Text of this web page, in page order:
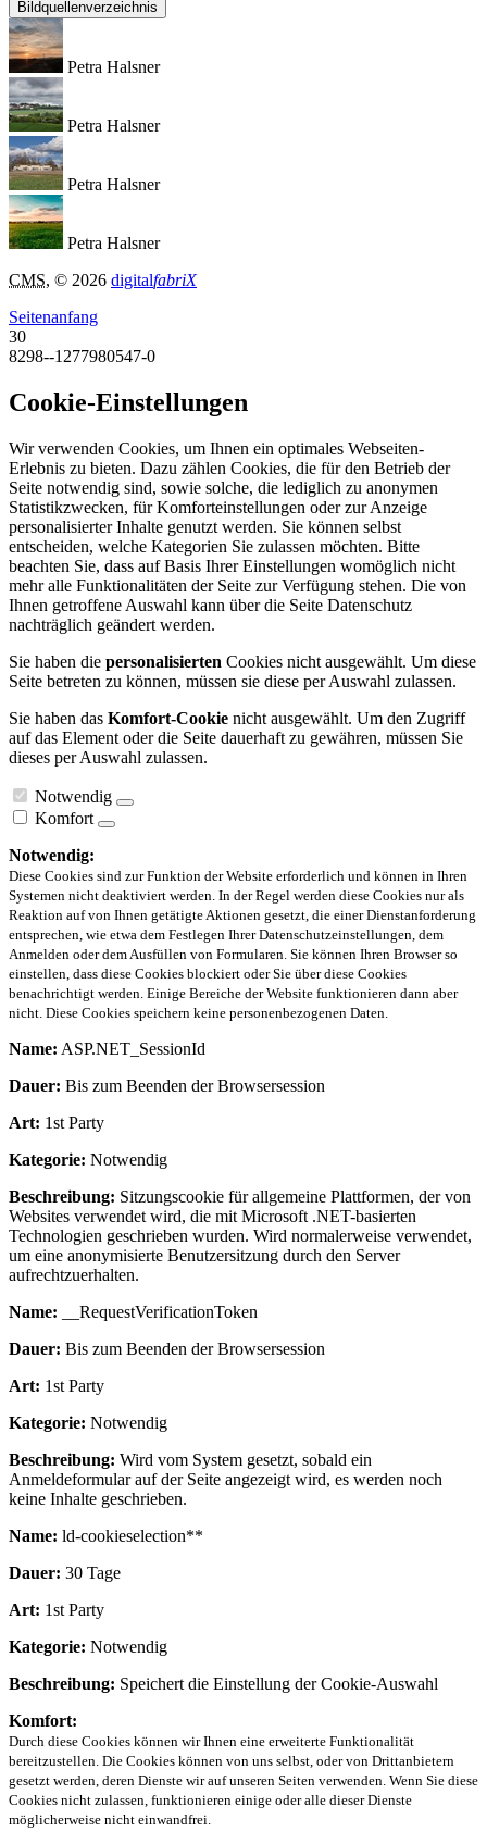
Bildquellenverzeichnis
Petra Halsner
Petra Halsner
Petra Halsner
Petra Halsner
CMS, © 2026 digitalfabriX
Seitenanfang
30
8298--1277980547-0
Cookie-Einstellungen
Wir verwenden Cookies, um Ihnen ein optimales Webseiten-
Erlebnis zu bieten. Dazu zählen Cookies, die für den Betrieb der
Seite notwendig sind, sowie solche, die lediglich zu anonymen
Statistikzwecken, für Komforteinstellungen oder zur Anzeige
personalisierter Inhalte genutzt werden. Sie können selbst
entscheiden, welche Kategorien Sie zulassen möchten. Bitte
beachten Sie, dass auf Basis Ihrer Einstellungen womöglich nicht
mehr alle Funktionalitäten der Seite zur Verfügung stehen. Die von
Ihnen getroffene Auswahl kann über die Seite Datenschutz
nachträglich geändert werden.
Sie haben die personalisierten Cookies nicht ausgewählt. Um diese
Seite betreten zu können, müssen sie diese per Auswahl zulassen.
Sie haben das Komfort-Cookie nicht ausgewählt. Um den Zugriff
auf das Element oder die Seite dauerhaft zu gewähren, müssen Sie
dieses per Auswahl zulassen.
Notwendig
Komfort
Notwendig:
Diese Cookies sind zur Funktion der Website erforderlich und können in Ihren
Systemen nicht deaktiviert werden. In der Regel werden diese Cookies nur als
Reaktion auf von Ihnen getätigte Aktionen gesetzt, die einer Dienstanforderung
entsprechen, wie etwa dem Festlegen Ihrer Datenschutzeinstellungen, dem
Anmelden oder dem Ausfüllen von Formularen. Sie können Ihren Browser so
einstellen, dass diese Cookies blockiert oder Sie über diese Cookies
benachrichtigt werden. Einige Bereiche der Website funktionieren dann aber
nicht. Diese Cookies speichern keine personenbezogenen Daten.
Name: ASP.NET_SessionId
Dauer: Bis zum Beenden der Browsersession
Art: 1st Party
Kategorie: Notwendig
Beschreibung: Sitzungscookie für allgemeine Plattformen, der von
Websites verwendet wird, die mit Microsoft .NET-basierten
Technologien geschrieben wurden. Wird normalerweise verwendet,
um eine anonymisierte Benutzersitzung durch den Server
aufrechtzuerhalten.
Name: __RequestVerificationToken
Dauer: Bis zum Beenden der Browsersession
Art: 1st Party
Kategorie: Notwendig
Beschreibung: Wird vom System gesetzt, sobald ein
Anmeldeformular auf der Seite angezeigt wird, es werden noch
keine Inhalte geschrieben.
Name: ld-cookieselection**
Dauer: 30 Tage
Art: 1st Party
Kategorie: Notwendig
Beschreibung: Speichert die Einstellung der Cookie-Auswahl
Komfort:
Durch diese Cookies können wir Ihnen eine erweiterte Funktionalität
bereitzustellen. Die Cookies können von uns selbst, oder von Drittanbietern
gesetzt werden, deren Dienste wir auf unseren Seiten verwenden. Wenn Sie diese
Cookies nicht zulassen, funktionieren einige oder alle dieser Dienste
möglicherweise nicht einwandfrei.